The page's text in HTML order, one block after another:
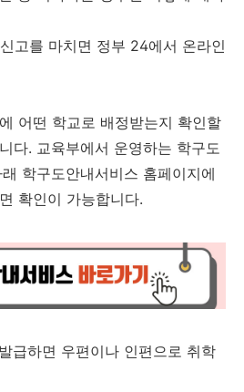
고를 마치면 정부 24에서 온라인
어떤 학교로 배정받는지 확인할
다. 교육부에서 운영하는 학구도
학구도안내서비스 홈페이지에
확인이 가능합니다.
급하면 우편이나 인편으로 취학